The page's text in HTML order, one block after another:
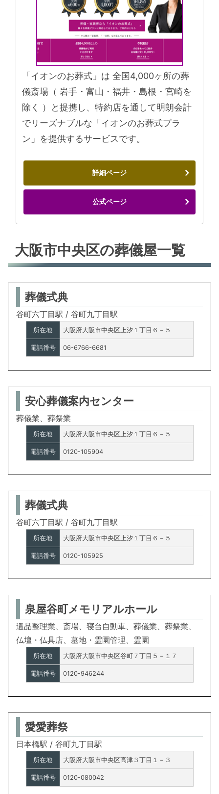
「イオンのお葬式」は 全国4,000ヶ所の葬
儀斎場（ 岩手・富山・福井・島根・宮崎を
除く ）と提携し、特約店を通して明朗会計
でリーズナブルな「イオンのお葬式プラ
ン」を提供するサービスです。
詳細ページ
公式ページ
大阪市中央区の葬儀屋一覧
葬儀式典
谷町六丁目駅 / 谷町九丁目駅
所在地 大阪府大阪市中央区上汐１丁目６－５
電話番号 06-6766-6681
安心葬儀案内センター
葬儀業、葬祭業
所在地 大阪府大阪市中央区上汐１丁目６－５
電話番号 0120-105904
葬儀式典
谷町六丁目駅 / 谷町九丁目駅
所在地 大阪府大阪市中央区上汐１丁目６－５
電話番号 0120-105925
泉屋谷町メモリアルホール
遺品整理業、斎場、寝台自動車、葬儀業、葬祭業、
仏壇・仏具店、墓地・霊園管理、霊園
所在地 大阪府大阪市中央区谷町７丁目５－１７
電話番号 0120-946244
愛愛葬祭
日本橋駅 / 谷町九丁目駅
所在地 大阪府大阪市中央区高津３丁目１－３
電話番号 0120-080042